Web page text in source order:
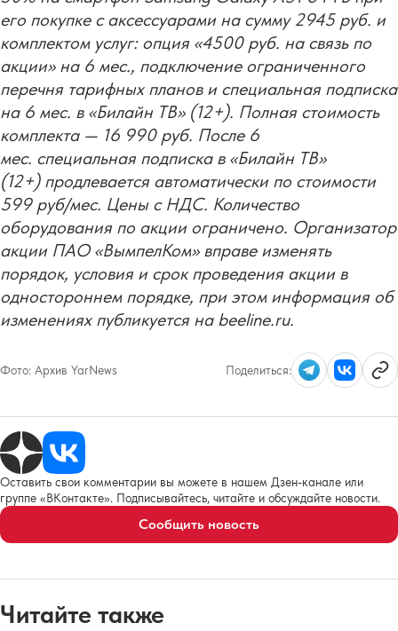
его покупке с аксессуарами на сумму 2945 руб. и
комплектом услуг: опция «4500 руб. на связь по
акции» на 6 мес., подключение ограниченного
перечня тарифных планов и специальная подписка
на 6 мес. в «Билайн ТВ» (12+). Полная стоимость
комплекта — 16 990 руб. После 6
мес. специальная подписка в «Билайн ТВ»
(12+) продлевается автоматически по стоимости
599 руб/мес. Цены с НДС. Количество
оборудования по акции ограничено. Организатор
акции ПАО «ВымпелКом» вправе изменять
порядок, условия и срок проведения акции в
одностороннем порядке, при этом информация об
изменениях публикуется на beeline.ru.
Фото: Архив YarNews Поделиться:
Оставить свои комментарии вы можете в нашем Дзен-канале или
группе «ВКонтакте». Подписывайтесь, читайте и обсуждайте новости.
Сообщить новость
Читайте также